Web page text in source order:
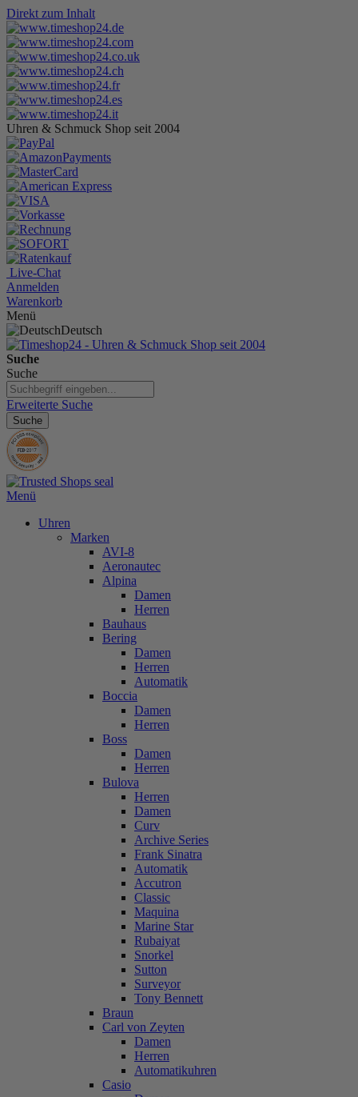
Direkt zum Inhalt
Uhren & Schmuck Shop seit 2004
Live-Chat
Anmelden
Warenkorb
Menü
Deutsch
Suche
Suche
Erweiterte Suche
Suche
Menü
Uhren
Marken
AVI-8
Aeronautec
Alpina
Damen
Herren
Bauhaus
Bering
Damen
Herren
Automatik
Boccia
Damen
Herren
Boss
Damen
Herren
Bulova
Herren
Damen
Curv
Archive Series
Frank Sinatra
Automatik
Accutron
Classic
Maquina
Marine Star
Rubaiyat
Snorkel
Sutton
Surveyor
Tony Bennett
Braun
Carl von Zeyten
Damen
Herren
Automatikuhren
Casio